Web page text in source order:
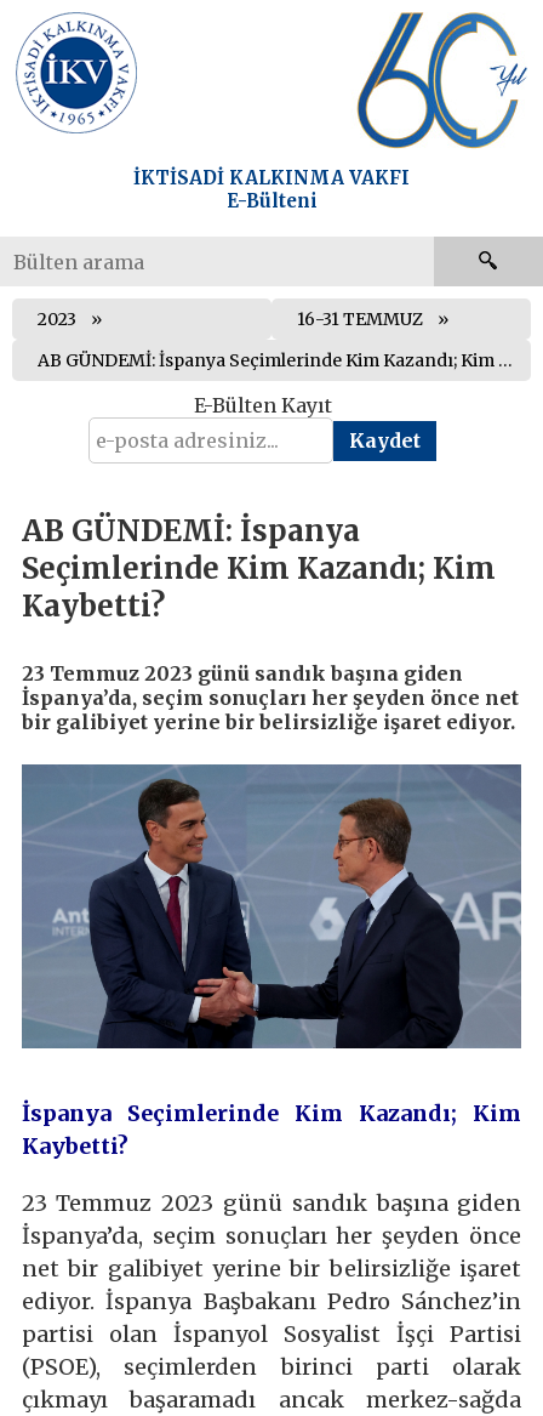
İKTİSADİ KALKINMA VAKFI
E-Bülteni
2023
16-31 TEMMUZ
AB GÜNDEMİ: İspanya Seçimlerinde Kim Kazandı; Kim Kaybetti?
E-Bülten Kayıt
AB GÜNDEMİ: İspanya
Seçimlerinde Kim Kazandı; Kim
Kaybetti?
23 Temmuz 2023 günü sandık başına giden
İspanya’da, seçim sonuçları her şeyden önce net
bir galibiyet yerine bir belirsizliğe işaret ediyor.
İspanya Seçimlerinde Kim Kazandı; Kim
Kaybetti?
23 Temmuz 2023 günü sandık başına giden
İspanya’da, seçim sonuçları her şeyden önce
net bir galibiyet yerine bir belirsizliğe işaret
ediyor. İspanya Başbakanı Pedro Sánchez’in
partisi olan İspanyol Sosyalist İşçi Partisi
(PSOE), seçimlerden birinci parti olarak
çıkmayı başaramadı ancak merkez-sağda